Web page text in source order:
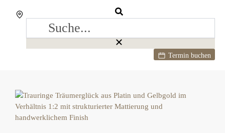
Termin buchen